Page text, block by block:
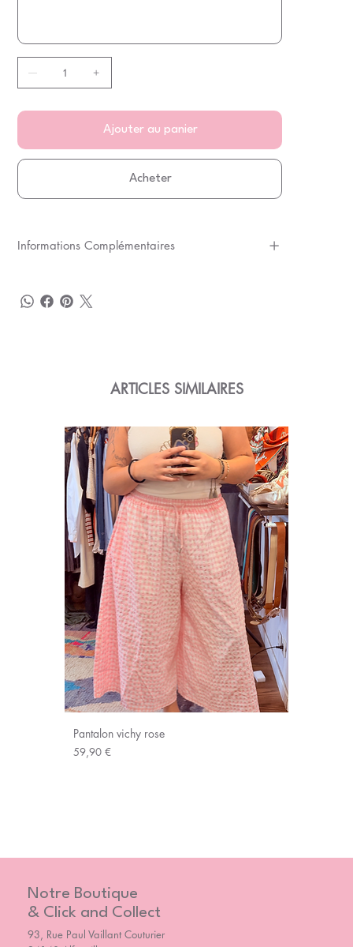
Ajouter au panier
Acheter
Informations Complémentaires
ARTICLES SIMILAIRES
Pantalon vichy rose
Prix
59,90 €
Notre Boutique
& Click and Collect
93, Rue Paul Vaillant Couturier